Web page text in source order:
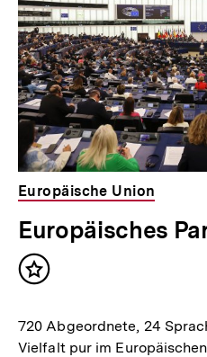
Europäische Union
Europäisches
Inhalt
720 Abgeordnete, 24
Vielfalt pur im